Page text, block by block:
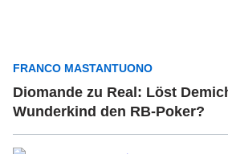
FRANCO MASTANTUONO
Diomande zu Real: Löst
Wunderkind den RB-Poker?